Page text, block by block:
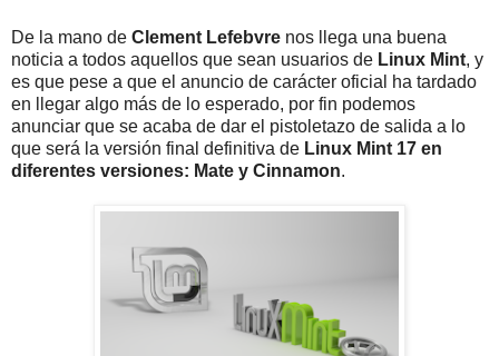
De la mano de Clement Lefebvre nos llega una buena
noticia a todos aquellos que sean usuarios de Linux Mint, y
es que pese a que el anuncio de carácter oficial ha tardado
en llegar algo más de lo esperado, por fin podemos
anunciar que se acaba de dar el pistoletazo de salida a lo
que será la versión final definitiva de Linux Mint 17 en
diferentes versiones: Mate y Cinnamon.